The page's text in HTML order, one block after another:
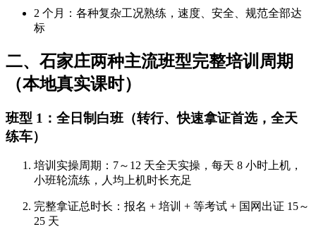
2 个月：各种复杂工况熟练，速度、安全、规范全部达
标
二、石家庄两种主流班型完整培训周期
（本地真实课时）
班型 1：全日制白班（转行、快速拿证首选，全天
练车）
培训实操周期：7～12 天全天实操，每天 8 小时上机，
小班轮流练，人均上机时长充足
完整拿证总时长：报名 + 培训 + 等考试 + 国网出证 15～
25 天